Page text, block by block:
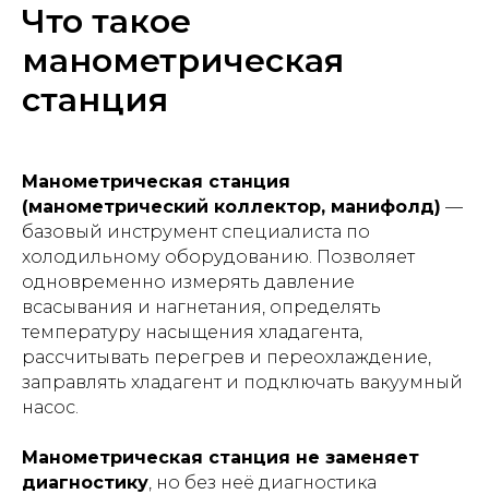
Что такое
манометрическая
станция
Манометрическая станция
(манометрический коллектор, манифолд) —
базовый инструмент специалиста по
холодильному оборудованию. Позволяет
одновременно измерять давление
всасывания и нагнетания, определять
температуру насыщения хладагента,
рассчитывать перегрев и переохлаждение,
заправлять хладагент и подключать вакуумный
насос.
Манометрическая станция не заменяет
диагностику, но без неё диагностика